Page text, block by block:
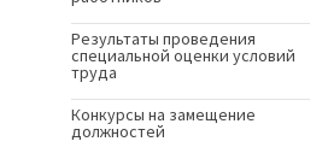
Результаты проведения
специальной оценки условий
труда
Конкурсы на замещение
должностей